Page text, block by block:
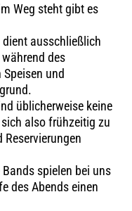
Weg steht gibt es
ausschließlich
des
Speisen und
üblicherweise keine
also frühzeitig zu
spielen bei uns
des Abends einen